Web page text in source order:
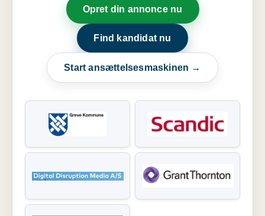
Opret din annonce nu
Find kandidat nu
Start ansættelsesmaskinen →